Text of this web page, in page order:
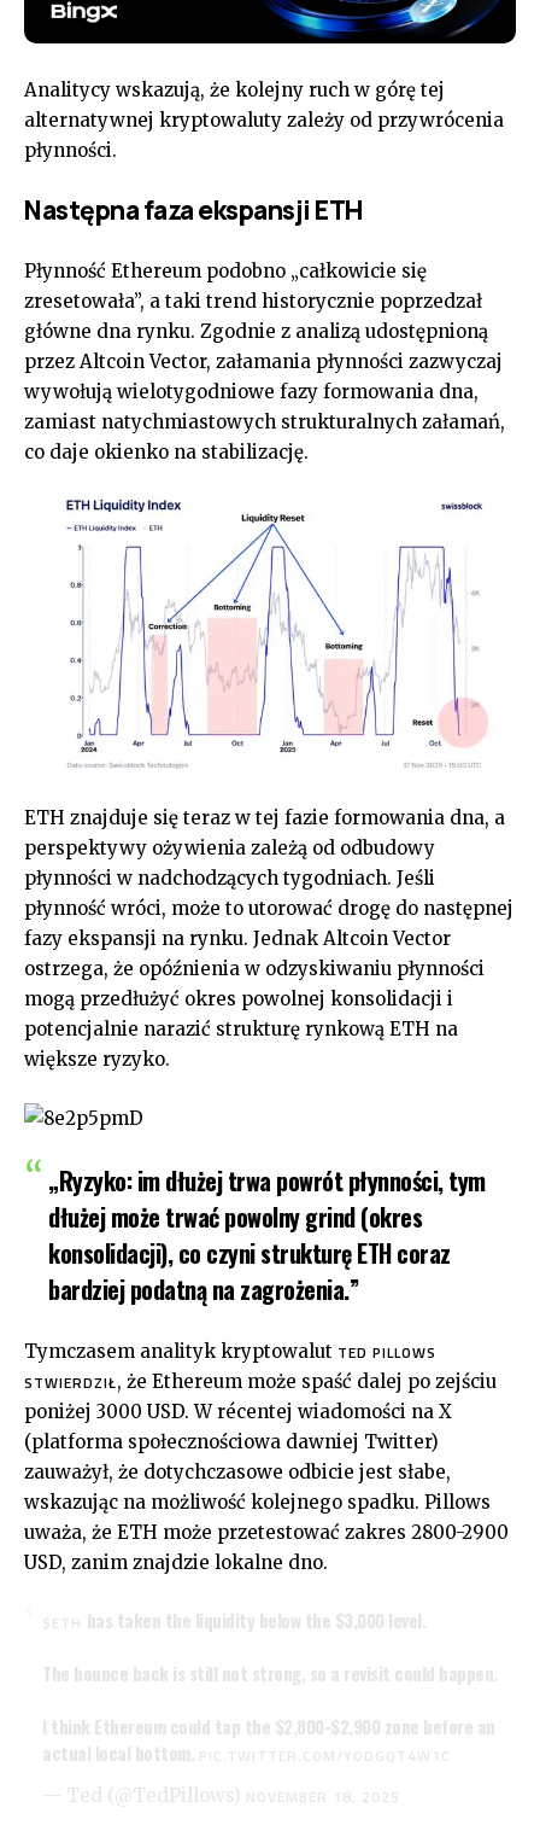
Analitycy wskazują, że kolejny ruch w górę tej
alternatywnej kryptowaluty zależy od przywrócenia
płynności.
Następna faza ekspansji ETH
Płynność Ethereum podobno „całkowicie się
zresetowała”, a taki trend historycznie poprzedzał
główne dna rynku. Zgodnie z analizą udostępnioną
przez Altcoin Vector, załamania płynności zazwyczaj
wywołują wielotygodniowe fazy formowania dna,
zamiast natychmiastowych strukturalnych załamań,
co daje okienko na stabilizację.
ETH znajduje się teraz w tej fazie formowania dna, a
perspektywy ożywienia zależą od odbudowy
płynności w nadchodzących tygodniach. Jeśli
płynność wróci, może to utorować drogę do następnej
fazy ekspansji na rynku. Jednak Altcoin Vector
ostrzega, że opóźnienia w odzyskiwaniu płynności
mogą przedłużyć okres powolnej konsolidacji i
potencjalnie narazić strukturę rynkową ETH na
większe ryzyko.
„Ryzyko: im dłużej trwa powrót płynności, tym
dłużej może trwać powolny grind (okres
konsolidacji), co czyni strukturę ETH coraz
bardziej podatną na zagrożenia.”
Tymczasem analityk kryptowalut TED PILLOWS
STWIERDZIŁ, że Ethereum może spaść dalej po zejściu
poniżej 3000 USD. W récentej wiadomości na X
(platforma społecznościowa dawniej Twitter)
zauważył, że dotychczasowe odbicie jest słabe,
wskazując na możliwość kolejnego spadku. Pillows
uważa, że ETH może przetestować zakres 2800-2900
USD, zanim znajdzie lokalne dno.
$ETH has taken the liquidity below the $3,000 level.
The bounce back is still not strong, so a revisit could happen.
I think Ethereum could tap the $2,800-$2,900 zone before an
actual local bottom. PIC.TWITTER.COM/YODGQT4W1C
— Ted (@TedPillows) NOVEMBER 18, 2025